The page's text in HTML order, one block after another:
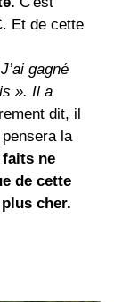
Et de cette
gagné
». Il a
dit, il
la
ne
de cette
cher.